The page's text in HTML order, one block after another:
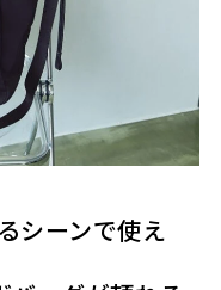
シーンで使え